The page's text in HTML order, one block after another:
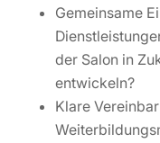
Gemeinsame
der Salon in
entwickeln?
Klare